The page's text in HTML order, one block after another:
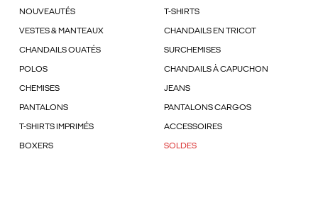
NOUVEAUTÉS T-SHIRTS
VESTES & MANTEAUX CHANDAILS EN TRICOT
CHANDAILS OUATÉS SURCHEMISES
POLOS CHANDAILS À CAPUCHON
CHEMISES JEANS
PANTALONS PANTALONS CARGOS
T-SHIRTS IMPRIMÉS ACCESSOIRES
BOXERS SOLDES